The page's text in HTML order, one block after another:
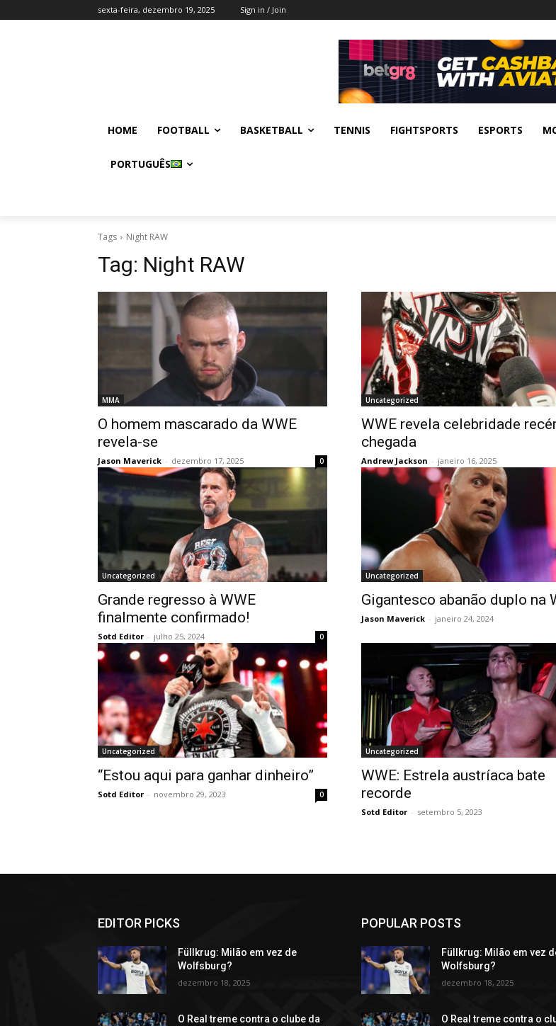
sexta-feira, dezembro 19, 2025 Sign in / Join
HOME FOOTBALL BASKETBALL TENNIS FIGHTSPORTS ESPORTS
PORTUGUÊS
Tags Night RAW
Tag: Night RAW
MMA
O homem mascarado da WWE
revela-se
Jason Maverick - dezembro 17, 2025 0
Uncategorized
WWE revela celebridade
chegada
Andrew Jackson - janeiro 16, 2025
Uncategorized
Grande regresso à WWE
finalmente confirmado!
Sotd Editor - julho 25, 2024 0
Uncategorized
Gigantesco abanão duplo na
Jason Maverick - janeiro 24, 2024
Uncategorized
“Estou aqui para ganhar dinheiro”
Sotd Editor - novembro 29, 2023 0
Uncategorized
WWE: Estrela austríaca bate
recorde
Sotd Editor - setembro 5, 2023
EDITOR PICKS
Füllkrug: Milão em vez de
Wolfsburg?
dezembro 18, 2025
O Real treme contra o clube da
POPULAR POSTS
Füllkrug: Milão em vez
Wolfsburg?
dezembro 18, 2025
O Real treme contra o